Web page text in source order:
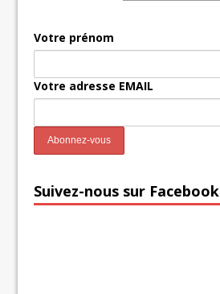
Votre prénom
Votre adresse EMAIL
Suivez-nous sur Facebook